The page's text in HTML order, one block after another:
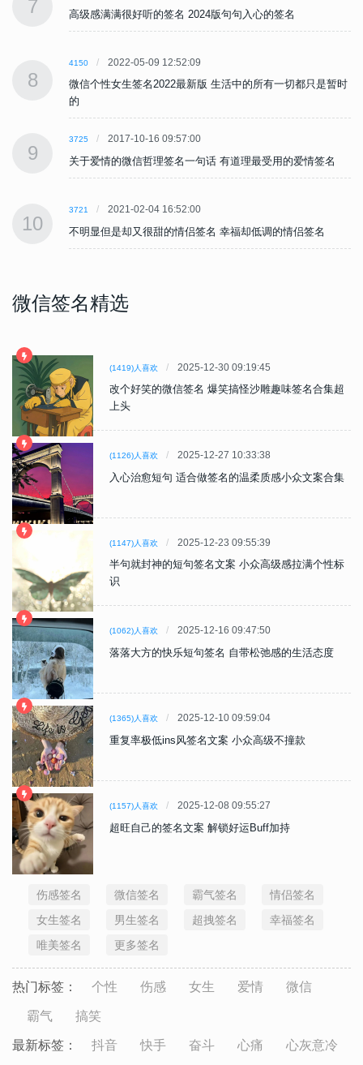
7 高级感满满很好听的签名 2024版句句入心的签名
8
4150 2022-05-09 12:52:09
微信个性女生签名2022最新版 生活中的所有一切都只是暂时
的
9
3725 2017-10-16 09:57:00
关于爱情的微信哲理签名一句话 有道理最受用的爱情签名
10
3721 2021-02-04 16:52:00
不明显但是却又很甜的情侣签名 幸福却低调的情侣签名
微信签名精选
(1419)人喜欢 2025-12-30 09:19:45
改个好笑的微信签名 爆笑搞怪沙雕趣味签名合集超
上头
(1126)人喜欢 2025-12-27 10:33:38
入心治愈短句 适合做签名的温柔质感小众文案合集
(1147)人喜欢 2025-12-23 09:55:39
半句就封神的短句签名文案 小众高级感拉满个性标
识
(1062)人喜欢 2025-12-16 09:47:50
落落大方的快乐短句签名 自带松弛感的生活态度
(1365)人喜欢 2025-12-10 09:59:04
重复率极低ins风签名文案 小众高级不撞款
(1157)人喜欢 2025-12-08 09:55:27
超旺自己的签名文案 解锁好运Buff加持
伤感签名 微信签名 霸气签名
情侣签名
女生签名
男生签名 超拽签名
幸福签名
唯美签名
更多签名
热门标签： 个性 伤感 女生 爱情 微信
霸气 搞笑
最新标签： 抖音 快手 奋斗 心痛 心灰意冷